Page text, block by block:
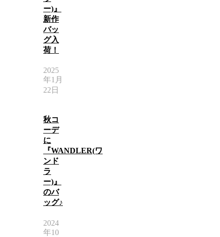
ー)』
新作
バッ
グ入
荷！
2025
年1月
22日
秋コ
ーデ
に
『WANDLER(ワ
ンド
ラ
ー)』
のバ
ッグ♪
2024
年10